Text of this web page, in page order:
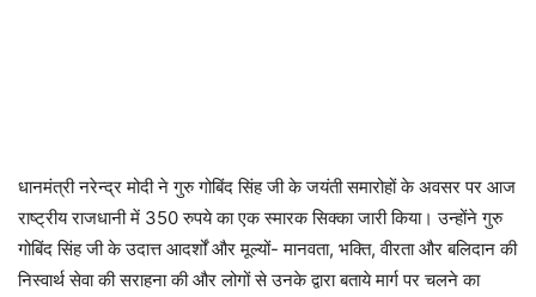
धानमंत्री नरेन्द्र मोदी ने गुरु गोबिंद सिंह जी के जयंती समारोहों के अवसर पर आज
राष्ट्रीय राजधानी में 350 रुपये का एक स्मारक सिक्का जारी किया। उन्होंने गुरु
गोबिंद सिंह जी के उदात्त आदर्शों और मूल्यों- मानवता, भक्ति, वीरता और बलिदान की
निस्वार्थ सेवा की सराहना की और लोगों से उनके द्वारा बताये मार्ग पर चलने का